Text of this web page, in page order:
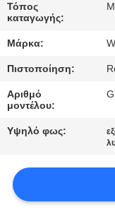
ΣΕ
ΕΠΑΦΉ
ΜΕ
ΖΗΤΉΣΤΕ
ΈΝΑ
SITEMAP
Τόπος
καταγωγής:
Μάρκα:
Πιστοποίηση:
Αριθμό
μοντέλου:
Υψηλό φως: